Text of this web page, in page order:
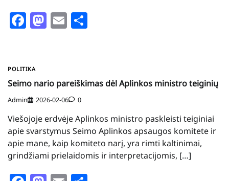
Facebook
Mastodon
Email
POLITIKA
Seimo nario pareiškimas dėl Aplinkos ministro teiginių
Admin 2026-02-06 0
Viešojoje erdvėje Aplinkos ministro paskleisti teiginiai
apie svarstymus Seimo Aplinkos apsaugos komitete ir
apie mane, kaip komiteto narį, yra rimti kaltinimai,
grindžiami prielaidomis ir interpretacijomis, […]